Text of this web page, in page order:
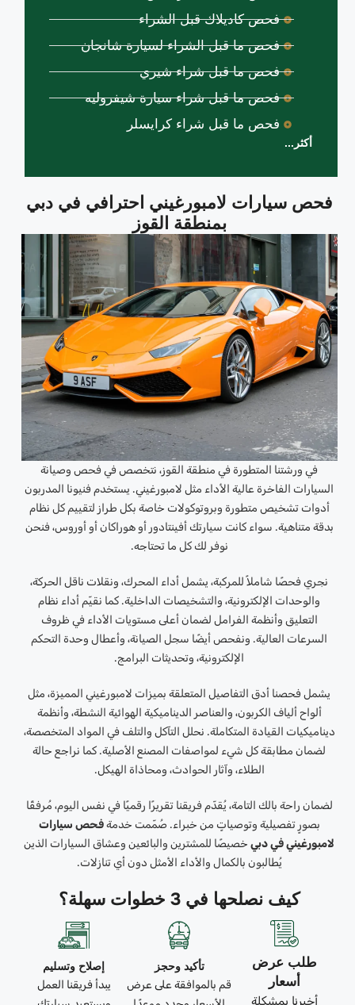
فحص سيارات لامبورغيني احترافي في دبي
بمنطقة القوز
في ورشتنا المتطورة في منطقة القوز، نتخصص في فحص وصيانة
السيارات الفاخرة عالية الأداء مثل لامبورغيني. يستخدم فنيونا المدربون
أدوات تشخيص متطورة وبروتوكولات خاصة بكل طراز لتقييم كل نظام
بدقة متناهية. سواء كانت سيارتك أفينتادور أو هوراكان أو أوروس، فنحن
نوفر لك كل ما تحتاجه.
نجري فحصًا شاملاً للمركبة، يشمل أداء المحرك، ونقلات ناقل الحركة،
والوحدات الإلكترونية، والتشخيصات الداخلية. كما نقيّم أداء نظام
التعليق وأنظمة الفرامل لضمان أعلى مستويات الأداء في ظروف
السرعات العالية. ونفحص أيضًا سجل الصيانة، وأعطال وحدة التحكم
الإلكترونية، وتحديثات البرامج.
يشمل فحصنا أدق التفاصيل المتعلقة بميزات لامبورغيني المميزة، مثل
ألواح ألياف الكربون، والعناصر الديناميكية الهوائية النشطة، وأنظمة
ديناميكيات القيادة المتكاملة. نحلل التآكل والتلف في المواد المتخصصة،
لضمان مطابقة كل شيء لمواصفات المصنع الأصلية. كما نراجع حالة
الطلاء، وآثار الحوادث، ومحاذاة الهيكل.
لضمان راحة بالك التامة، يُقدّم فريقنا تقريرًا رقميًا في نفس اليوم، مُرفقًا
بصورٍ تفصيلية وتوصياتٍ من خبراء. صُمّمت خدمةفحص سيارات
لامبورغيني في دبيخصيصًا للمشترين والبائعين وعشاق السيارات الذين
يُطالبون بالكمال والأداء الأمثل دون أي تنازلات.
كيف نصلحها في 3 خطوات سهلة؟
طلب عرض
أسعار
أخبرنا بمشكلة
تأكيد وحجز
قم بالموافقة على عرض
إصلاح وتسليم
يبدأ فريقنا العمل
فحص كاديلاك قبل الشراء
فحص ما قبل الشراء لسيارة شانجان
فحص ما قبل شراء شيري
فحص ما قبل شراء سيارة شيفروليه
فحص ما قبل شراء كرايسلر
أكثر...